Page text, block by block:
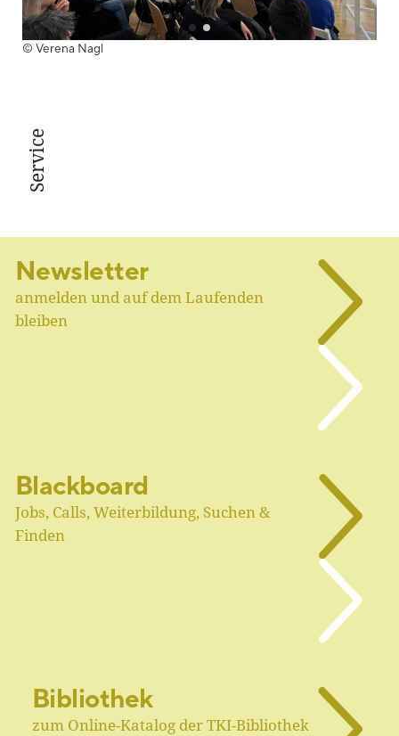
© Verena Nagl
Service
Newsletter
anmelden und auf dem Laufenden
bleiben
Blackboard
Jobs, Calls, Weiterbildung, Suchen &
Finden
Bibliothek
zum Online-Katalog der TKI-Bibliothek